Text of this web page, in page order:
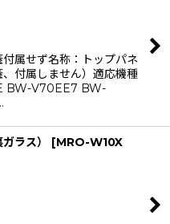
属せず名称：トップパネ
しません）適応機種
BW-V70EE7 BW-
ラス） [MRO-W10X